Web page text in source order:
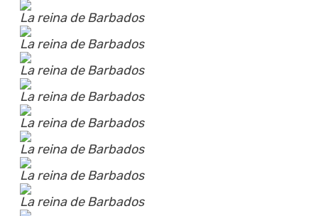
La reina de Barbados
La reina de Barbados
La reina de Barbados
La reina de Barbados
La reina de Barbados
La reina de Barbados
La reina de Barbados
La reina de Barbados